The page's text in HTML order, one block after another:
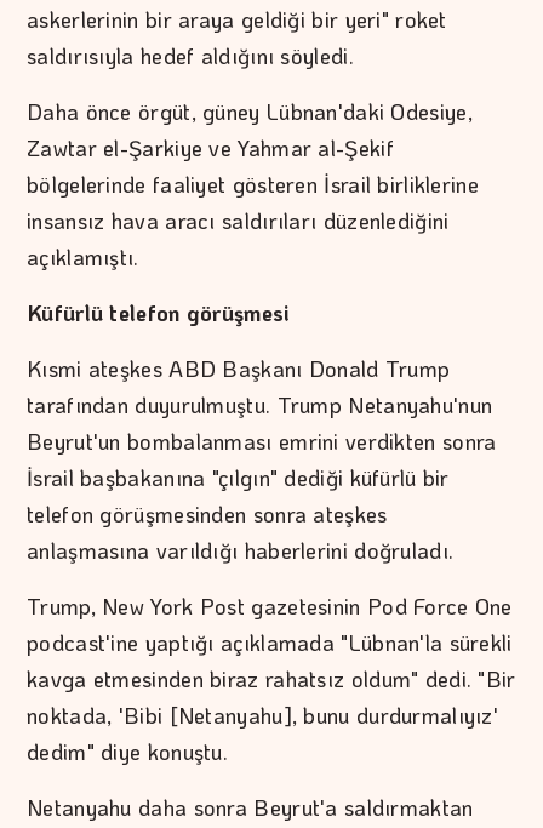
askerlerinin bir araya geldiği bir yeri" roket
saldırısıyla hedef aldığını söyledi.
Daha önce örgüt, güney Lübnan'daki Odesiye,
Zawtar el-Şarkiye ve Yahmar al-Şekif
bölgelerinde faaliyet gösteren İsrail birliklerine
insansız hava aracı saldırıları düzenlediğini
açıklamıştı.
Küfürlü telefon görüşmesi
Kısmi ateşkes ABD Başkanı Donald Trump
tarafından duyurulmuştu. Trump Netanyahu'nun
Beyrut'un bombalanması emrini verdikten sonra
İsrail başbakanına "çılgın" dediği küfürlü bir
telefon görüşmesinden sonra ateşkes
anlaşmasına varıldığı haberlerini doğruladı.
Trump, New York Post gazetesinin Pod Force One
podcast'ine yaptığı açıklamada "Lübnan'la sürekli
kavga etmesinden biraz rahatsız oldum" dedi. "Bir
noktada, 'Bibi [Netanyahu], bunu durdurmalıyız'
dedim" diye konuştu.
Netanyahu daha sonra Beyrut'a saldırmaktan